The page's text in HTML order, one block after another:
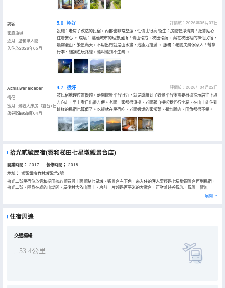
訪客
家庭旅遊
逐月 · 温馨單人間
入住於2026年05月
5.0 極好
評價於：2026年05月07日
設施：老房子改造的民宿，內部也非常整潔，性價比很高 衞生：房間乾淨清爽！細節貼心
住着安心 。 環境： 逃離城市的理想居所！青山環抱、梯田環繞、 藏在梯田裡的神仙民宿，
晨霧漫山、繁星滿天，不用出門就是山水畫，治癒力拉滿 。 服務：老闆夫婦像家人！幫拿
行李、細講遊玩路線，隨叫隨到不生疏 。
Aichiaiwanaidaban
情侶
蜜月 · 景觀大床房（露台+日
出+雲海+山景）
入住於2026年04月
4.7 很好
評價於：2026年04月22日
該民宿地理位置優越，離開觀景平台很近，就是導航到了觀景平台後需要根據指示牌往下坡
方向走，早上看日出很方便。老闆一家都很淳樸，老闆親自接送我們行李箱，在山上能住到
這樣的民宿也算值了。吃飯就在民宿吃，老闆娘燒的家常菜，筍炒臘肉，田魚都很不錯。
拾光貳號民宿(雲和梯田七星墩觀景台店)
開業時間： 2017 装修時間； 2018
地址：
崇頭鎮梅竹村墩頭垟2號
拾光二號民宿位於雲和梯田核心景區最上面景點七星墩，觀景台右下角，來入住的客人要經過七星墩觀景台再到民宿，
拾光二號，隱身在處的山坳間，屋後村舍依山而上，房前一片超過百平米的大露台，正對着峽谷風光，風景一覽無
餘。：醉卧茅堂不閉關，覺來開眼見青山，；若你能起早，會看見衝破雲層的日出，若你起得稍遲，會看見煙霧繚繞，
等你來體驗時光下的慢生活。。。。
展開
住宿周邊
交通樞紐
53.4公里